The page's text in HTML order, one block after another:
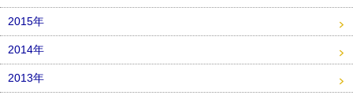
2015年
2014年
2013年